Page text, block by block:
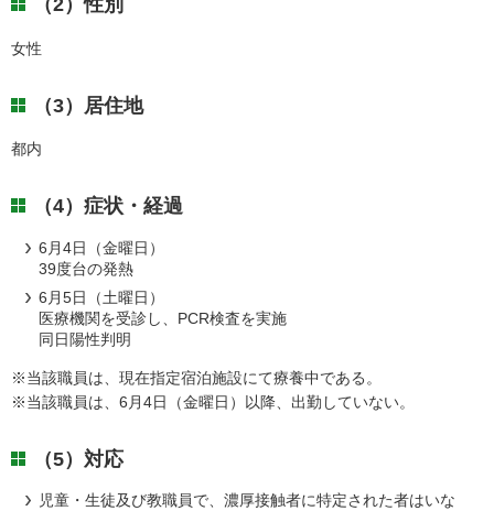
（2）性別
女性
（3）居住地
都内
（4）症状・経過
6月4日（金曜日）
39度台の発熱
6月5日（土曜日）
医療機関を受診し、PCR検査を実施
同日陽性判明
※当該職員は、現在指定宿泊施設にて療養中である。
※当該職員は、6月4日（金曜日）以降、出勤していない。
（5）対応
児童・生徒及び教職員で、濃厚接触者に特定された者はいな